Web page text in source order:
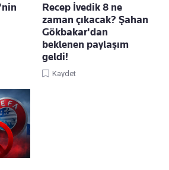
Recep İvedik 8 ne
zaman çıkacak? Şahan
Gökbakar'dan
beklenen paylaşım
geldi!
Kaydet